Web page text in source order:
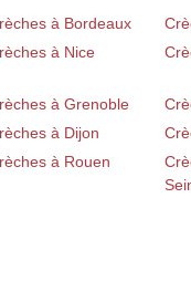
à Bordeaux
à Nice
à Grenoble
à Dijon
à Rouen